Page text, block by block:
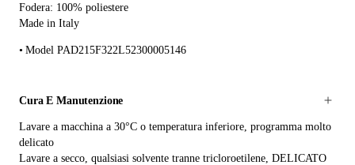
Fodera: 100% poliestere
Made in Italy
Model PAD215F322L52300005146
Cura E Manutenzione
Lavare a macchina a 30°C o temperatura inferiore, programma molto
delicato
Lavare a secco, qualsiasi solvente tranne tricloroetilene, DELICATO